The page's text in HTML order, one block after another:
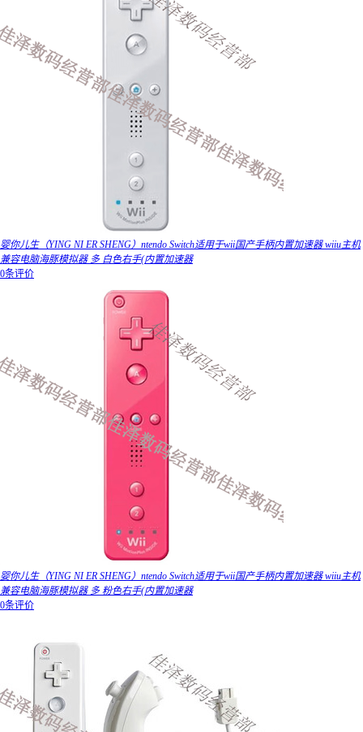
婴你儿生（YING NI ER SHENG）ntendo Switch适用于wii国产手柄内置加速器 wiiu主机
兼容电脑海豚模拟器 多 白色右手(内置加速器
0条评价
婴你儿生（YING NI ER SHENG）ntendo Switch适用于wii国产手柄内置加速器 wiiu主机
兼容电脑海豚模拟器 多 粉色右手(内置加速器
0条评价